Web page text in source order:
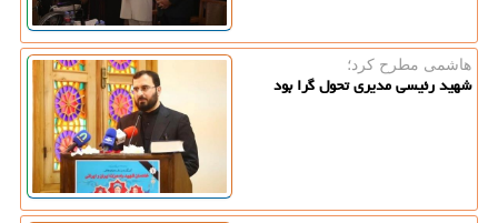
هاشمی مطرح كرد؛
شهید رئیسی مدیری تحول گرا بود